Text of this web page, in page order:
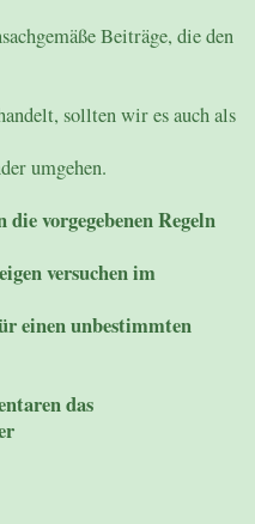
Beiträge, die den
sollten wir es auch als
umgehen.
vorgegebenen Regeln
versuchen im
einen unbestimmten
das